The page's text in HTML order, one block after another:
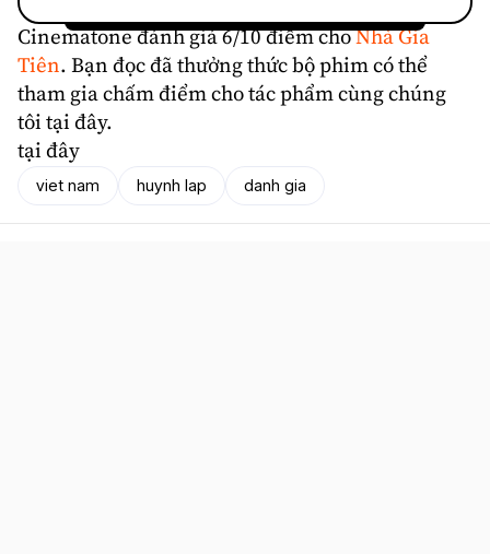
Cinematoneđánh giá6/10 điểm choNhà Gia
Tiên. Bạn đọc đã thưởng thức bộ phim có thể
tham gia chấm điểm cho tác phẩm cùng chúng
tôi tại đây.
tại đây
viet nam huynh lap danh gia